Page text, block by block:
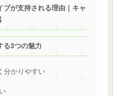
ブが支持される理由｜キャ
る3つの魅力
分かりやすい